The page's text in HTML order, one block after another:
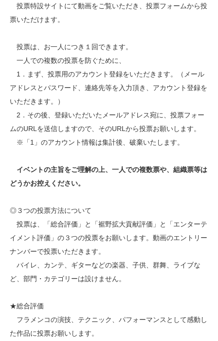
投票特設サイトにて動画をご覧いただき、投票フォームから投
票いただけます。
投票は、お一人につき１回できます。
一人での複数の投票を防ぐために、
1．まず、投票用のアカウント登録をいただきます。（メール
アドレスとパスワード、連絡先等を入力頂き、アカウント登録を
いただきます。）
2．その後、登録いただいたメールアドレス宛に、投票フォー
ムのURLを送信しますので、そのURLから投票お願いします。
※「1」のアカウント情報は集計後、破棄いたします。
イベントの主旨をご理解の上、一人での複数票や、組織票等は
どうかお控えください。
◎３つの投票方法について
投票は、「総合評価」と「裾野拡大貢献評価」と「エンターテ
イメント評価」の３つの投票をお願いします。動画のエントリー
ナンバーで投票いただきます。
バイレ、カンテ、ギターなどの楽器、子供、群舞、ライブな
ど、部門・カテゴリーは設けません。
★総合評価
フラメンコの演技、テクニック、パフォーマンスとして感動し
た作品に投票お願いします。